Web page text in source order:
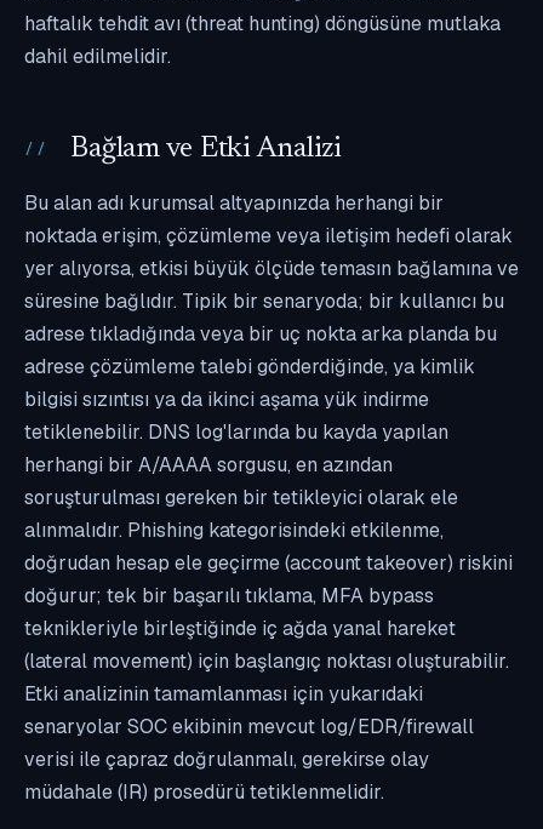
haftalık tehdit avı (threat hunting) döngüsüne mutlaka
dahil edilmelidir.
Bağlam ve Etki Analizi
Bu alan adı kurumsal altyapınızda herhangi bir
noktada erişim, çözümleme veya iletişim hedefi olarak
yer alıyorsa, etkisi büyük ölçüde temasın bağlamına ve
süresine bağlıdır. Tipik bir senaryoda; bir kullanıcı bu
adrese tıkladığında veya bir uç nokta arka planda bu
adrese çözümleme talebi gönderdiğinde, ya kimlik
bilgisi sızıntısı ya da ikinci aşama yük indirme
tetiklenebilir. DNS log'larında bu kayda yapılan
herhangi bir A/AAAA sorgusu, en azından
soruşturulması gereken bir tetikleyici olarak ele
alınmalıdır. Phishing kategorisindeki etkilenme,
doğrudan hesap ele geçirme (account takeover) riskini
doğurur; tek bir başarılı tıklama, MFA bypass
teknikleriyle birleştiğinde iç ağda yanal hareket
(lateral movement) için başlangıç noktası oluşturabilir.
Etki analizinin tamamlanması için yukarıdaki
senaryolar SOC ekibinin mevcut log/EDR/firewall
verisi ile çapraz doğrulanmalı, gerekirse olay
müdahale (IR) prosedürü tetiklenmelidir.